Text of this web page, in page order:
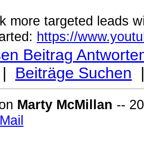
more targeted leads
https://
Beitrag
| Beiträge Suchen
Marty McMillan --